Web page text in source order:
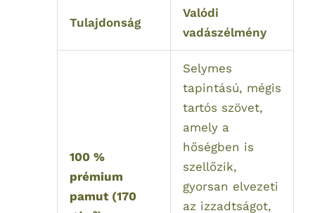
Tulajdonság
Valódi
vadászélmény
100 %
prémium
pamut (170
Selymes
tapintású, mégis
tartós szövet,
amely a
hőségben is
szellőzik,
gyorsan elvezeti
az izzadtságot,